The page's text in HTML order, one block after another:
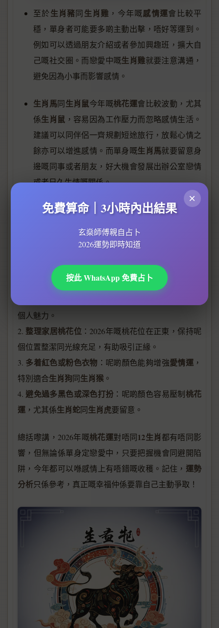
至於生肖豬同生肖雞 ，今年嘅感情運會比較平
穩，單身者可能要多啲主動出擊，唔好等運到。
例如可以透過朋友介紹或者參加興趣班，擴大自
己嘅社交圈。而戀愛中嘅生肖雞就要注意溝通，
避免因為小事而影響感情。
生肖馬同生肖鼠今年嘅桃花運會比較波動，尤其
係生肖鼠 ，容易因為工作壓力而忽略感情生活。
建議可以同伴侶一齊規劃短途旅行，放鬆心情之
餘亦可以增進感情。而單身嘅生肖馬就要留意身
邊嘅同事或者朋友，好大機會發展出辦公室戀情
或者日久生情嘅關係。
最後，生肖龍今年嘅姻緣運勢相對平淡，但唔使
培養新興趣，等自己變得更加吸引。記住，
如果想進一步提升桃花運，可以參考以下小貼士：
個人魅力。
2. 整理家居桃花位 ：2026年嘅桃花位在正東，保持呢
個位置整潔同光線充足，有助吸引正緣。
3. 多着紅色或粉色衣物 ：呢啲顏色能夠增強愛情運 ，
特別適合生肖狗同生肖猴 。
4. 避免過多黑色或深色打扮 ：呢啲顏色容易壓制桃花
運 ，尤其係生肖蛇同生肖虎要留意。
總括嚟講，2026年嘅桃花運對唔同12生肖都有唔同影
響，但無論係單身定戀愛中，只要把握機會同避開陷
阱，今年都可以喺感情上有唔錯嘅收穫。記住， 運勢
分析只係參考，真正嘅幸福仲係要靠自己主動爭取！
×
免費算命｜3小時內出結果
玄燊師傅親自占卜
2026運勢即時知道
按此 WhatsApp 免費占卜